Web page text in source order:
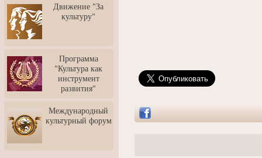
Моноспектакль
"Вертинский. Исповедь
Барона"
"Притяжение" в центре
ЛЕКСУС - ЯРОСЛАВЛЬ
Презентация выставки
Зураба Церетели
Пресс-конференция к
открытию выставки Зураба
Церетели
Фестиваль уличной
Движение "За
культуру"
Программа
"Культура как
инструмент
развития"
Международный
культурный форум